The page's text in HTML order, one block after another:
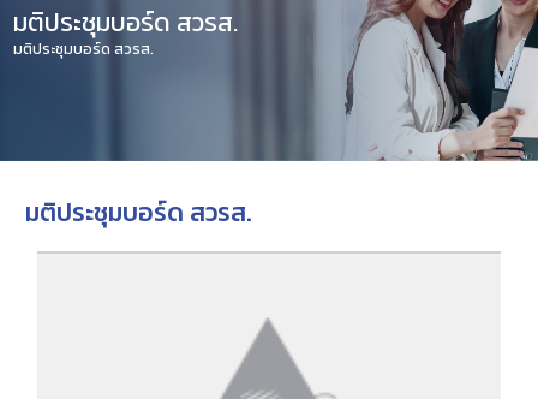
มติประชุมบอร์ด สวรส.
มติประชุมบอร์ด สวรส.
มติประชุมบอร์ด สวรส.